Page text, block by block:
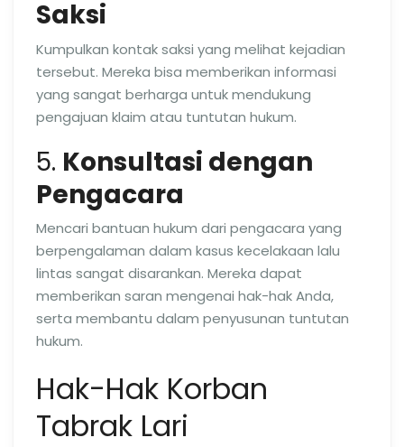
Saksi
Kumpulkan kontak saksi yang melihat kejadian
tersebut. Mereka bisa memberikan informasi
yang sangat berharga untuk mendukung
pengajuan klaim atau tuntutan hukum.
5. Konsultasi dengan
Pengacara
Mencari bantuan hukum dari pengacara yang
berpengalaman dalam kasus kecelakaan lalu
lintas sangat disarankan. Mereka dapat
memberikan saran mengenai hak-hak Anda,
serta membantu dalam penyusunan tuntutan
hukum.
Hak-Hak Korban
Tabrak Lari